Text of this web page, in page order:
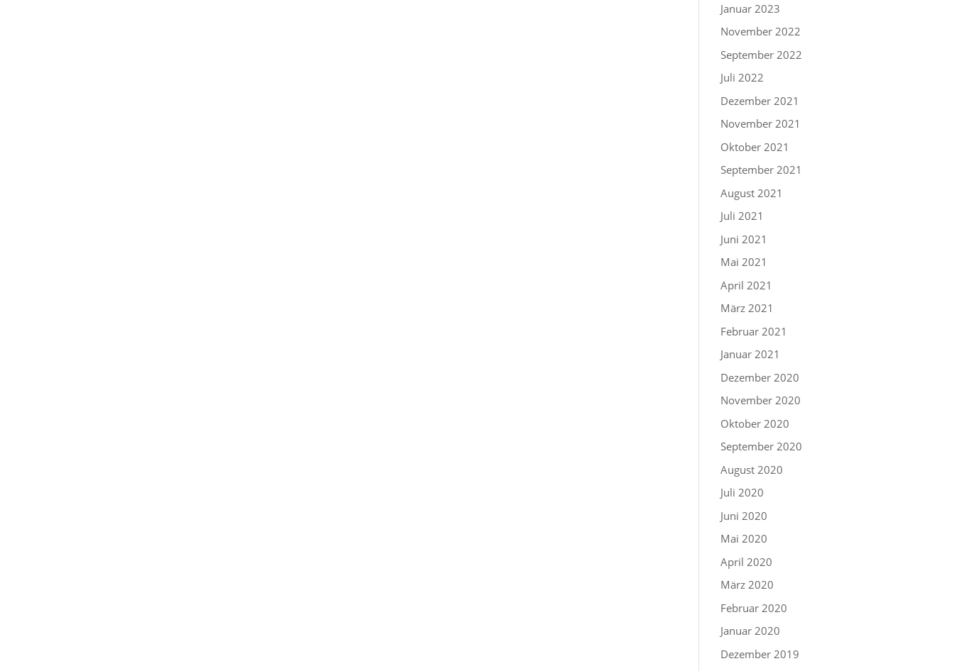
Januar 2023
November 2022
September 2022
Juli 2022
Dezember 2021
November 2021
Oktober 2021
September 2021
August 2021
Juli 2021
Juni 2021
Mai 2021
April 2021
März 2021
Februar 2021
Januar 2021
Dezember 2020
November 2020
Oktober 2020
September 2020
August 2020
Juli 2020
Juni 2020
Mai 2020
April 2020
März 2020
Februar 2020
Januar 2020
Dezember 2019